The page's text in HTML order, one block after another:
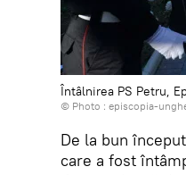
Întâlnirea PS Petru,
© Photo : episcopia-
De la bun
care a fost